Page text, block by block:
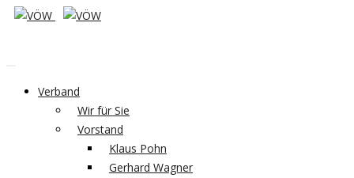
Verband
Wir für Sie
Vorstand
Klaus Pohn
Gerhard Wagner